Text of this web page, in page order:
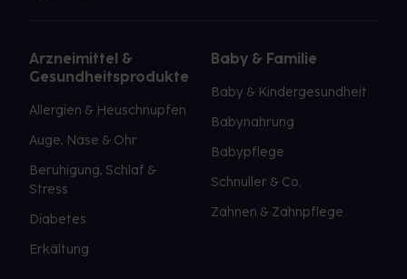
Arzneimittel &
Gesundheitsprodukte
Allergien & Heuschnupfen
Auge, Nase & Ohr
Beruhigung, Schlaf &
Stress
Diabetes
Erkältung
Baby & Familie
Baby & Kindergesundheit
Babynahrung
Babypflege
Schnuller & Co.
Zahnen & Zahnpflege